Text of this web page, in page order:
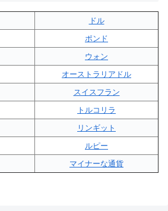
ドル
ポンド
ウォン
オーストラリアドル
スイスフラン
トルコリラ
リンギット
ルピー
マイナーな通貨